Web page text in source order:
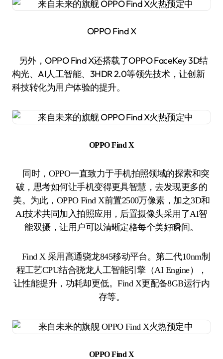
OPPO Find X
另外，OPPO Find X还搭载了OPPO FaceKey 3D结
构光、AI人工智能、3HDR 2.0等领先技术，让创新
科技转化为用户体验的提升。
OPPO Find X
同时，OPPO一直致力于手机拍照领域的探索和突
破，思考如何让手机变得更具智慧，去发现更多的
美。为此，OPPO Find X前置2500万像素，加之3D和
AI技术共同加入拍照应用，后置摄像头采用了AI智
能双摄，让用户可以清晰定格每个美好瞬间。
Find X 采用高通骁龙845移动平台。第二代10nm制
程工艺CPU结合骁龙人工智能引擎（AI Engine），
让性能提升，功耗却更低。Find X更配备8GB运行内
存等。
OPPO Find X